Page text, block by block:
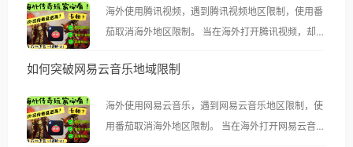
海外使用腾讯视频，遇到腾讯视频地区限制，使用番
茄取消海外地区限制。 当在海外打开腾讯视频，却突
示语。 海外用户如香港、澳门、台湾、美国、加拿
像其他音乐平台一样，出现地区及版权限制问题，且
仅能在中国大陆地区播放。 遇到这个问题的朋友们，
如何突破网易云音乐地域限制
海外使用网易云音乐，遇到网易云音乐地区限制，使
用番茄取消海外地区限制。 当在海外打开网易云音